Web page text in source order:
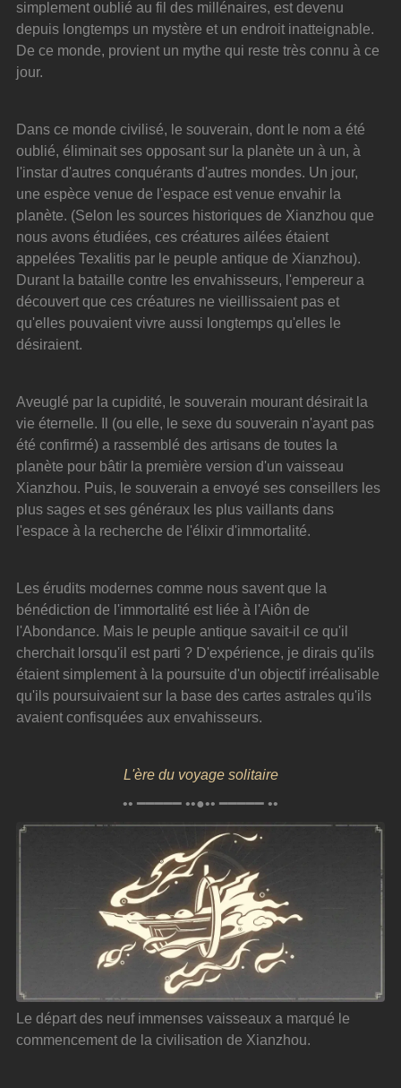
simplement oublié au fil des millénaires, est devenu
depuis longtemps un mystère et un endroit inatteignable.
De ce monde, provient un mythe qui reste très connu à ce
jour.
Dans ce monde civilisé, le souverain, dont le nom a été
oublié, éliminait ses opposant sur la planète un à un, à
l'instar d'autres conquérants d'autres mondes. Un jour,
une espèce venue de l'espace est venue envahir la
planète. (Selon les sources historiques de Xianzhou que
nous avons étudiées, ces créatures ailées étaient
appelées Texalitis par le peuple antique de Xianzhou).
Durant la bataille contre les envahisseurs, l'empereur a
découvert que ces créatures ne vieillissaient pas et
qu'elles pouvaient vivre aussi longtemps qu'elles le
désiraient.
Aveuglé par la cupidité, le souverain mourant désirait la
vie éternelle. Il (ou elle, le sexe du souverain n'ayant pas
été confirmé) a rassemblé des artisans de toutes la
planète pour bâtir la première version d'un vaisseau
Xianzhou. Puis, le souverain a envoyé ses conseillers les
plus sages et ses généraux les plus vaillants dans
l'espace à la recherche de l'élixir d'immortalité.
Les érudits modernes comme nous savent que la
bénédiction de l'immortalité est liée à l'Aiôn de
l'Abondance. Mais le peuple antique savait-il ce qu'il
cherchait lorsqu'il est parti ? D'expérience, je dirais qu'ils
étaient simplement à la poursuite d'un objectif irréalisable
qu'ils poursuivaient sur la base des cartes astrales qu'ils
avaient confisquées aux envahisseurs.
L'ère du voyage solitaire
•• ━━━━━ ••●•• ━━━━━ ••
Le départ des neuf immenses vaisseaux a marqué le
commencement de la civilisation de Xianzhou.